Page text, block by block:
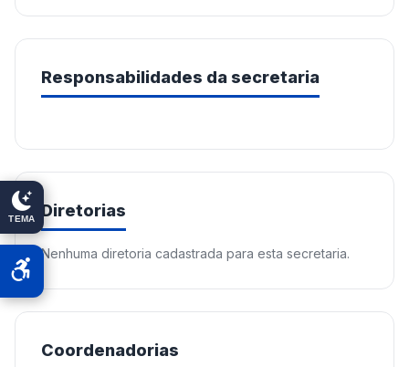
TEMA
Responsabilidades da secretaria
Diretorias
Nenhuma diretoria cadastrada para esta secretaria.
Coordenadorias